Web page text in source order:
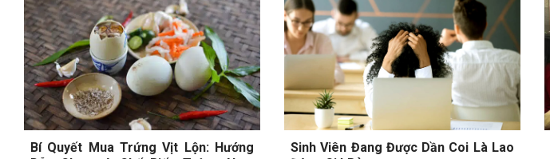
Bí Quyết Mua Trứng Vịt Lộn: Hướng
Sinh Viên Đang Được Dần Coi Là Lao